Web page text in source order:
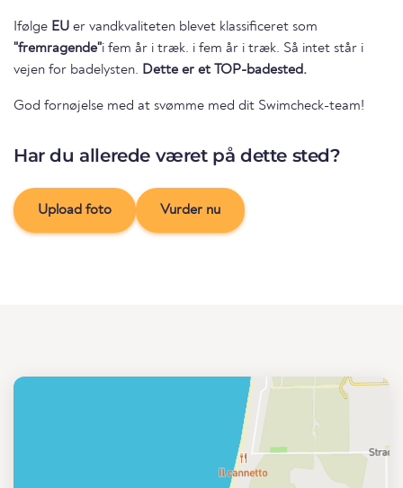
Ifølge EU er vandkvaliteten blevet klassificeret som
"fremragende"i fem år i træk. i fem år i træk. Så intet står i
vejen for badelysten. Dette er et TOP-badested.
God fornøjelse med at svømme med dit Swimcheck-team!
Har du allerede været på dette sted?
Upload foto Vurder nu